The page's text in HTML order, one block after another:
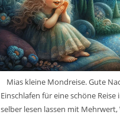
Mias kleine Mondreise. Gute
Einschlafen für eine schöne
selber lesen lassen mit